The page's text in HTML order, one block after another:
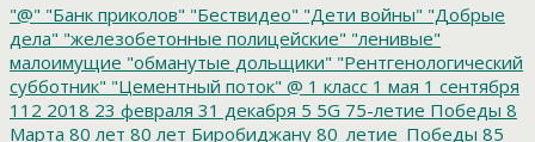
"@" "Банк приколов" "Бествидео" "Дети войны" "Добрые
дела" "железобетонные полицейские" "ленивые"
малоимущие "обманутые дольщики" "Рентгенологический
субботник" "Цементный поток" @ 1 класс 1 мая 1 сентября
112 2018 23 февраля 31 декабря 5 5G 75-летие Победы 8
Марта 80 лет 80 лет Биробиджану 80_летие_Победы 85